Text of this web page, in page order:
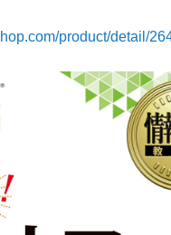
product/detail/